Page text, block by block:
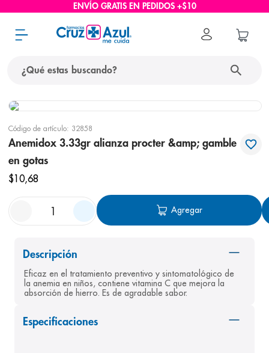
ENVÍO GRATIS EN PEDIDOS +$10
Código de artículo: 32858
Anemidox 3.33gr alianza procter &amp; gamble
en gotas
$10,68
Agregar
Descripción
Eficaz en el tratamiento preventivo y sintomatológico de
la anemia en niños, contiene vitamina C que mejora la
absorción de hierro. Es de agradable sabor.
Especificaciones
términos más buscados
protector solar
2. pañales
3.
4. cerave
bioderma
8 . panolini
10.desodorante